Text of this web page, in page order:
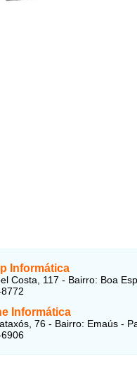
Informática
Costa, 117 - Bairro: Boa
Informática
76 - Bairro: Emaús -